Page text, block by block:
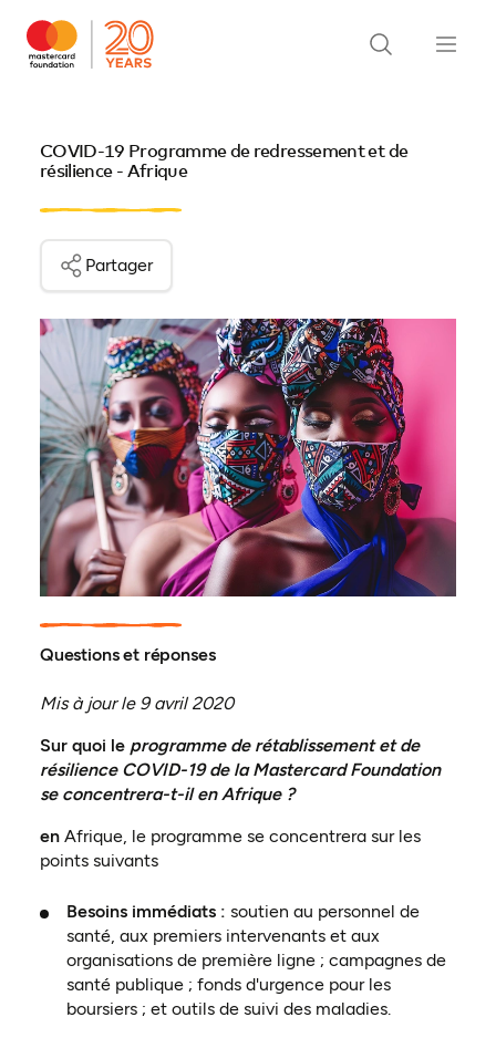
COVID-19 Programme de redressement et de
résilience - Afrique
Partager
Questions et réponses
Mis à jour le 9 avril 2020
Sur quoi le programme de rétablissement et de
résilience COVID-19 de la Mastercard Foundation
se concentrera-t-il en Afrique ?
en Afrique, le programme se concentrera sur les
points suivants
Besoins immédiats : soutien au personnel de
santé, aux premiers intervenants et aux
organisations de première ligne ; campagnes de
santé publique ; fonds d'urgence pour les
boursiers ; et outils de suivi des maladies.